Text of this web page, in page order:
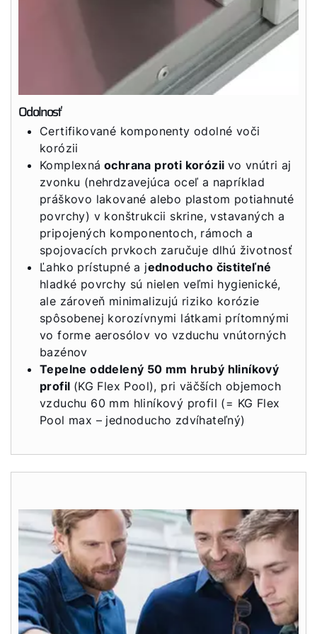
Odolnosť
Certifikované komponenty odolné voči
korózii
Komplexná ochrana proti korózii vo vnútri aj
zvonku (nehrdzavejúca oceľ a napríklad
práškovo lakované alebo plastom potiahnuté
povrchy) v konštrukcii skrine, vstavaných a
pripojených komponentoch, rámoch a
spojovacích prvkoch zaručuje dlhú životnosť
Ľahko prístupné a jednoducho čistiteľné
hladké povrchy sú nielen veľmi hygienické,
ale zároveň minimalizujú riziko korózie
spôsobenej korozívnymi látkami prítomnými
vo forme aerosólov vo vzduchu vnútorných
bazénov
Tepelne oddelený 50 mm hrubý hliníkový
profil (KG Flex Pool), pri väčších objemoch
vzduchu 60 mm hliníkový profil (= KG Flex
Pool max – jednoducho zdvíhateľný)